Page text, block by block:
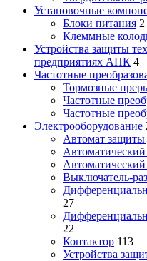
Установочные
Блоки питания 2
Клеммные
Устройства защиты
предприятиях АПК 4
Частотные
Тормозные
Частотные
Частотные
Электрооборудование
Автомат защиты
Выключатель-
27
22
Контактор 113
Устройства